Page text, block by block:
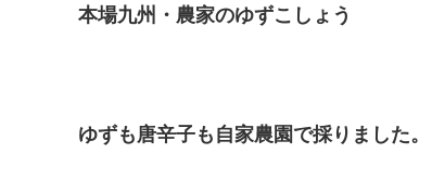
本場九州・農家のゆずこしょう
ゆずも唐辛子も自家農園で採りました。